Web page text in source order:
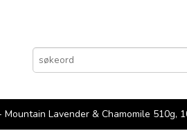
Lavender & Chamomile 510g,